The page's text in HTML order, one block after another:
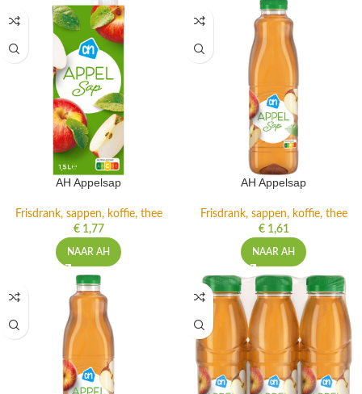
AH Appelsap
Frisdrank, sappen, koffie, thee
€1,77
NAAR AH
AH Appelsap
Frisdrank, sappen, koffie, thee
€1,61
NAAR AH